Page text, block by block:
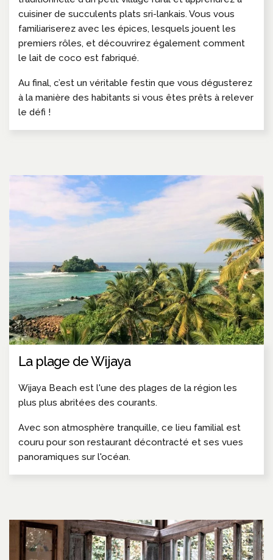
cuisiner de succulents plats sri-lankais. Vous vous
familiariserez avec les épices, lesquels jouent les
premiers rôles, et découvrirez également comment
le lait de coco est fabriqué.
Au final, c’est un véritable festin que vous dégusterez
à la manière des habitants si vous êtes prêts à relever
le défi !
La plage de Wijaya
Wijaya Beach est l'une des plages de la région les
plus plus abritées des courants.
Avec son atmosphère tranquille, ce lieu familial est
couru pour son restaurant décontracté et ses vues
panoramiques sur l'océan.